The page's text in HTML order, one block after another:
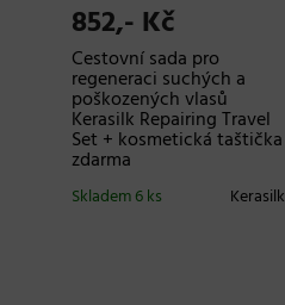
852,- Kč
Cestovní sada pro
regeneraci suchých a
poškozených vlasů
Kerasilk Repairing Travel
Set + kosmetická taštička
zdarma
Kerasilk
Skladem 6 ks